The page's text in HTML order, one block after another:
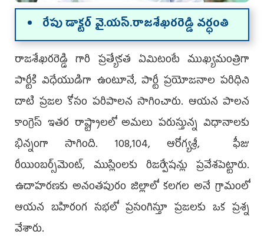
రేపు డాక్టర్‌ వై.య‌స్‌.రాజశేఖరరెడ్డి వర్ధంతి
రాజశేఖరరెడ్డి గారి ప్రత్యేకత ఏమిటంటే ముఖ్యమంత్రిగా
పార్టీకి విధేయుడిగా ఉంటూనే, పార్టీ ప్రయోజనాల పరిధిని
దాటి ప్రజల కోసం పరిపాలన సాగించారు. ఆయన పాలన
కాంగ్రెస్‌ ఇతర రాష్ట్రాలలో అమలు పరుస్తున్న విధానాలకు
భిన్నంగా సాగింది. 108,104, ఆరోగ్యశ్రీ, ఫీజు
రీయింబర్స్‌మెంట్‌, ముస్లింలకు రిజర్వేషన్లు ప్రవేశపెట్టారు.
ఉదాహరణకు అనంతపురం జిల్లాలో కలగల అనే గ్రామంలో
ఆయన బహిరంగ సభలో ప్రసంగిస్తూ ప్రజలకు ఒక ప్రశ్న
వేశారు.